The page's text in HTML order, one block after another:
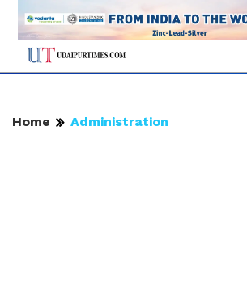
Home Administration